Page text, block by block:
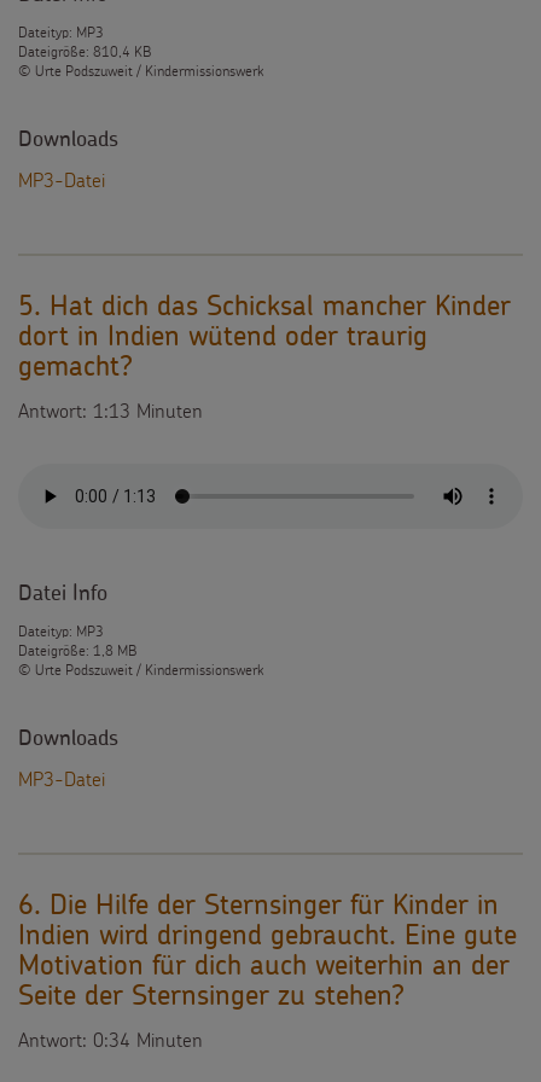
Dateityp: MP3
Dateigröße: 810,4 KB
© Urte Podszuweit / Kindermissionswerk
Downloads
MP3-Datei
5. Hat dich das Schicksal mancher Kinder
dort in Indien wütend oder traurig
gemacht?
Antwort: 1:13 Minuten
Datei Info
Dateityp: MP3
Dateigröße: 1,8 MB
© Urte Podszuweit / Kindermissionswerk
Downloads
MP3-Datei
6. Die Hilfe der Sternsinger für Kinder in
Indien wird dringend gebraucht. Eine gute
Motivation für dich auch weiterhin an der
Seite der Sternsinger zu stehen?
Antwort: 0:34 Minuten